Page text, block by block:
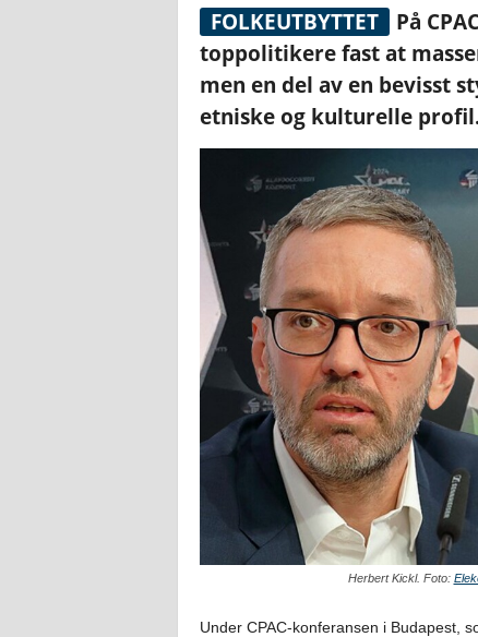
FOLKEUTBYTTET
På
toppolitikere fast at
men en del av en bevisst
etniske og kulturelle
Herbert Kickl. Foto:
Under CPAC-konferansen i Budapest,